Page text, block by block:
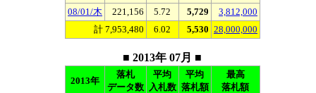
08/01/木
221,156 5.72 5,729
3,812,000
計 7,953,480
6.02 5,530 28,000,000
■ 2013年 07月 ■
2013年
落札
データ数
平均
入札数
平均
落札額
最高
落札額